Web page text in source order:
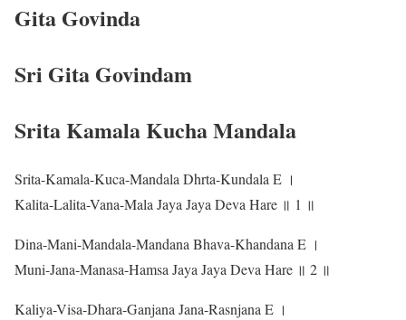
Gita Govinda
Sri Gita Govindam
Srita Kamala Kucha Mandala
Srita-Kamala-Kuca-Mandala Dhrta-Kundala E ।
Kalita-Lalita-Vana-Mala Jaya Jaya Deva Hare ॥ 1 ॥
Dina-Mani-Mandala-Mandana Bhava-Khandana E ।
Muni-Jana-Manasa-Hamsa Jaya Jaya Deva Hare ॥ 2 ॥
Kaliya-Visa-Dhara-Ganjana Jana-Rasnjana E ।